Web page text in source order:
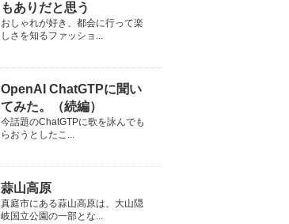
もありだと思う
おしゃれが好き、都会に行って楽
しさを知るファッショ...
OpenAI ChatGTPに聞い
てみた。（続編）
今話題のChatGTPに歌を詠んでも
らおうとしたこ...
蒜山高原
真庭市にある蒜山高原は、大山隠
岐国立公園の一部とな...